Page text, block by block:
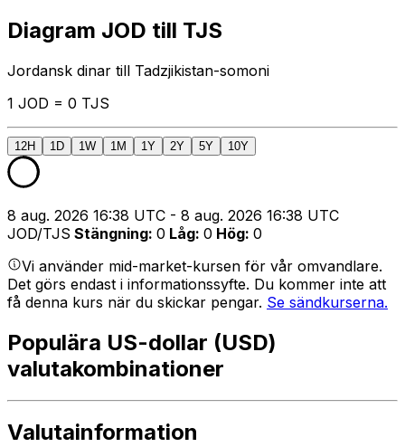
Diagram JOD till TJS
Jordansk dinar till Tadzjikistan-somoni
1 JOD = 0 TJS
12H 1D 1W 1M 1Y 2Y 5Y 10Y
8 aug. 2026 16:38 UTC - 8 aug. 2026 16:38 UTC
JOD/TJS Stängning: 0 Låg: 0 Hög: 0
Vi använder mid-market-kursen för vår omvandlare.
Det görs endast i informationssyfte. Du kommer inte att
få denna kurs när du skickar pengar. Se sändkurserna.
Populära US-dollar (USD)
valutakombinationer
Valutainformation